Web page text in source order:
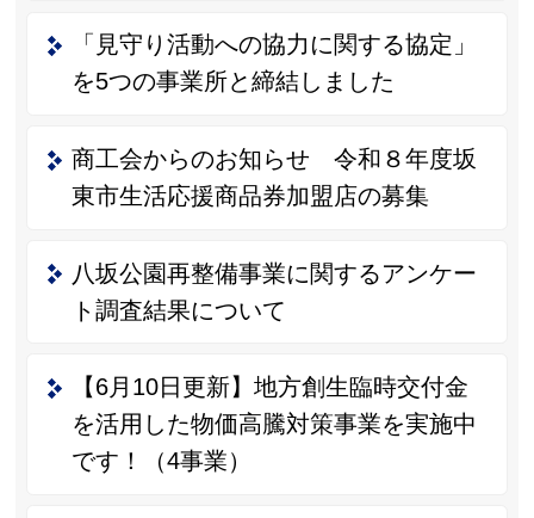
「見守り活動への協力に関する協定」
を5つの事業所と締結しました
商工会からのお知らせ 令和８年度坂
東市生活応援商品券加盟店の募集
八坂公園再整備事業に関するアンケー
ト調査結果について
【6月10日更新】地方創生臨時交付金
を活用した物価高騰対策事業を実施中
です！（4事業）